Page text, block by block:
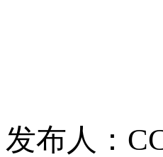
发布人：